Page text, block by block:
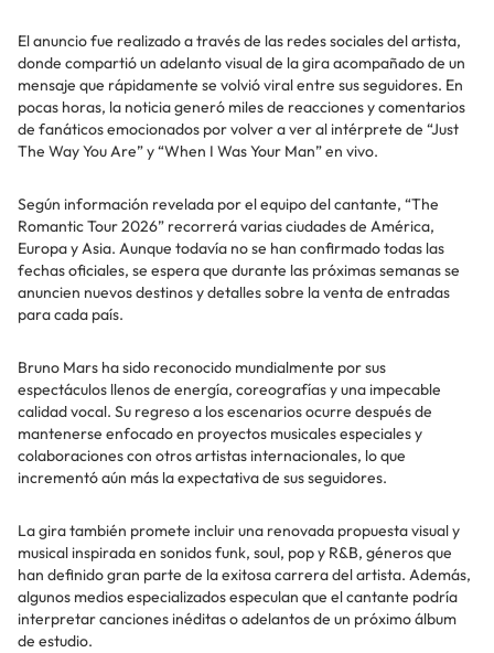
El anuncio fue realizado a través de las redes sociales del artista,
donde compartió un adelanto visual de la gira acompañado de un
mensaje que rápidamente se volvió viral entre sus seguidores. En
pocas horas, la noticia generó miles de reacciones y comentarios
de fanáticos emocionados por volver a ver al intérprete de “Just
The Way You Are” y “When I Was Your Man” en vivo.
Según información revelada por el equipo del cantante, “The
Romantic Tour 2026” recorrerá varias ciudades de América,
Europa y Asia. Aunque todavía no se han confirmado todas las
fechas oficiales, se espera que durante las próximas semanas se
anuncien nuevos destinos y detalles sobre la venta de entradas
para cada país.
Bruno Mars ha sido reconocido mundialmente por sus
espectáculos llenos de energía, coreografías y una impecable
calidad vocal. Su regreso a los escenarios ocurre después de
mantenerse enfocado en proyectos musicales especiales y
colaboraciones con otros artistas internacionales, lo que
incrementó aún más la expectativa de sus seguidores.
La gira también promete incluir una renovada propuesta visual y
musical inspirada en sonidos funk, soul, pop y R&B, géneros que
han definido gran parte de la exitosa carrera del artista. Además,
algunos medios especializados especulan que el cantante podría
interpretar canciones inéditas o adelantos de un próximo álbum
de estudio.